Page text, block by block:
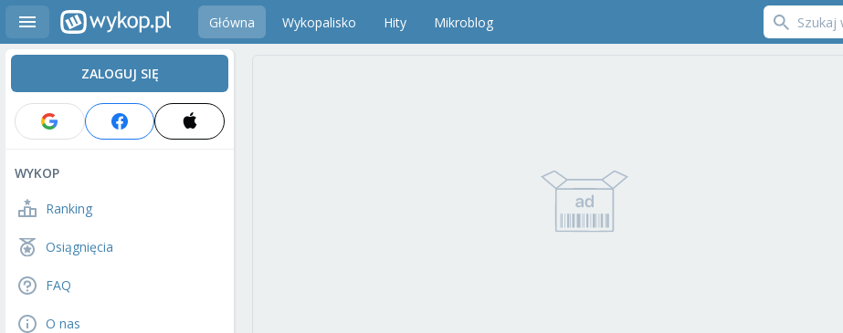
Główna Wykopalisko Hity Mikroblog
ZALOGUJ SIĘ
WYKOP
Ranking
Osiągnięcia
FAQ
O nas